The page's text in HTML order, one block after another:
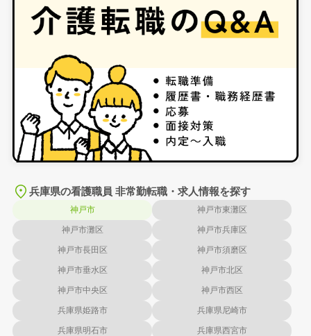
兵庫県の看護職員 非常勤転職・求人情報を探す
神戸市 神戸市東灘区
神戸市灘区 神戸市兵庫区
神戸市長田区 神戸市須磨区
神戸市垂水区 神戸市北区
神戸市中央区 神戸市西区
兵庫県姫路市 兵庫県尼崎市
兵庫県明石市 兵庫県西宮市